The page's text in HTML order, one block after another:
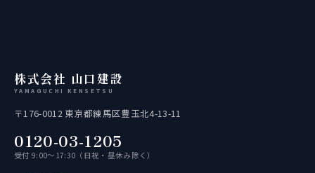
株式会社 山口建設
YAMAGUCHI KENSETSU
〒176-0012 東京都練馬区豊玉北4-13-11
0120-03-1205
受付 9:00〜17:30（日祝・昼休み除く）